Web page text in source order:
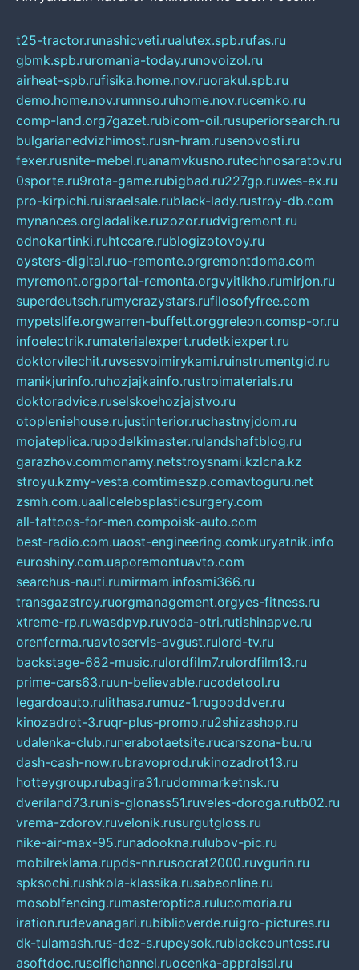
t25-tractor.runashicveti.rualutex.spb.rufas.ru
gbmk.spb.ruromania-today.runovoizol.ru
airheat-spb.rufisika.home.nov.ruorakul.spb.ru
demo.home.nov.rumnso.ruhome.nov.rucemko.ru
comp-land.org7gazet.rubicom-oil.rusuperiorsearch.ru
bulgarianedvizhimost.rusn-hram.rusenovosti.ru
fexer.rusnite-mebel.ruanamvkusno.rutechnosaratov.ru
0sporte.ru9rota-game.rubigbad.ru227gp.ruwes-ex.ru
pro-kirpichi.ruisraelsale.rublack-lady.rustroy-db.com
mynances.orgladalike.ruzozor.rudvigremont.ru
odnokartinki.ruhtccare.rublogizotovoy.ru
oysters-digital.ruo-remonte.orgremontdoma.com
myremont.orgportal-remonta.orgvyitikho.rumirjon.ru
superdeutsch.rumycrazystars.rufilosofyfree.com
mypetslife.orgwarren-buffett.orggreleon.comsp-or.ru
infoelectrik.rumaterialexpert.rudetkiexpert.ru
doktorvilechit.ruvsesvoimirykami.ruinstrumentgid.ru
manikjurinfo.ruhozjajkainfo.rustroimaterials.ru
doktoradvice.ruselskoehozjajstvo.ru
otopleniehouse.rujustinterior.ruchastnyjdom.ru
mojateplica.rupodelkimaster.rulandshaftblog.ru
garazhov.commonamy.netstroysnami.kzlcna.kz
stroyu.kzmy-vesta.comtimeszp.comavtoguru.net
zsmh.com.uaallcelebsplasticsurgery.com
all-tattoos-for-men.compoisk-auto.com
best-radio.com.uaost-engineering.comkuryatnik.info
euroshiny.com.uaporemontuavto.com
searchus-nauti.rumirmam.infosmi366.ru
transgazstroy.ruorgmanagement.orgyes-fitness.ru
xtreme-rp.ruwasdpvp.ruvoda-otri.rutishinapve.ru
orenferma.ruavtoservis-avgust.rulord-tv.ru
backstage-682-music.rulordfilm7.rulordfilm13.ru
prime-cars63.ruun-believable.rucodetool.ru
legardoauto.rulithasa.rumuz-1.rugooddver.ru
kinozadrot-3.ruqr-plus-promo.ru2shizashop.ru
udalenka-club.runerabotaetsite.rucarszona-bu.ru
dash-cash-now.rubravoprod.rukinozadrot13.ru
hotteygroup.rubagira31.rudommarketnsk.ru
dveriland73.runis-glonass51.ruveles-doroga.rutb02.ru
vrema-zdorov.ruvelonik.rusurgutgloss.ru
nike-air-max-95.runadookna.rulubov-pic.ru
mobilreklama.rupds-nn.rusocrat2000.ruvgurin.ru
spksochi.rushkola-klassika.rusabeonline.ru
mosoblfencing.rumasteroptica.rulucomoria.ru
iration.rudevanagari.rubiblioverde.ruigro-pictures.ru
dk-tulamash.rus-dez-s.rupeysok.rublackcountess.ru
asoftdoc.ruscifichannel.ruocenka-appraisal.ru